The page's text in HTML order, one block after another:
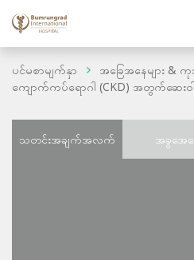
ပင်မစာမျက်နှာ အခြေအနေများ &
ကျောက်ကပ်ရောဂါ (CKD) အတွက်ဆေးဝ
သတင်းအချက်အလက် အခွအေ